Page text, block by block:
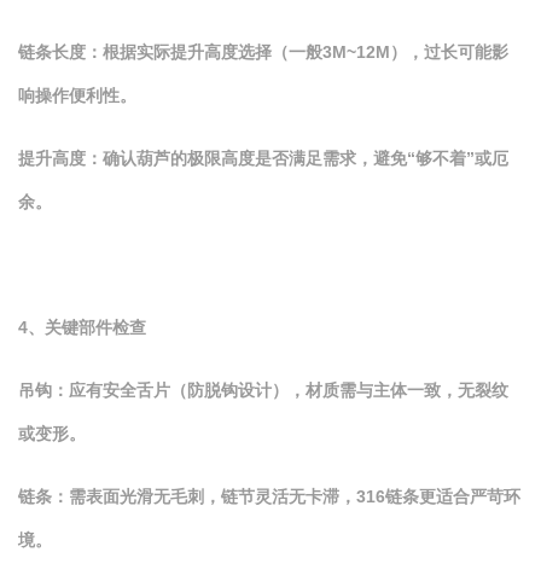
链条长度：根据实际提升高度选择（一般3M~12M），过长可能影
响操作便利性。
提升高度：确认葫芦的极限高度是否满足需求，避免“够不着”或厄
余。
4、关键部件检查
吊钩：应有安全舌片（防脱钩设计），材质需与主体一致，无裂纹
或变形。
链条：需表面光滑无毛刺，链节灵活无卡滞，316链条更适合严苛环
境。